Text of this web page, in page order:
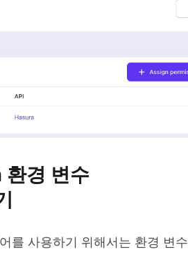
경 변수
를 사용하기 위해서는 환경 변수